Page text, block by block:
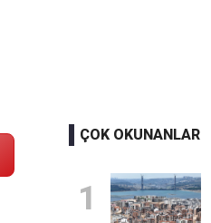
ÇOK OKUNANLAR
1